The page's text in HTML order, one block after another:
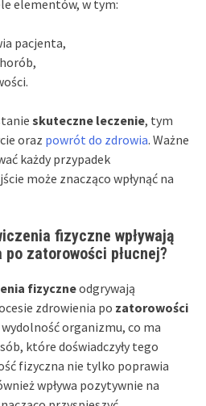
elementów, w tym:
pacjenta,
skuteczne leczenie, tym
oraz powrót do zdrowia. Ważne
każdy przypadek
może znacząco wpłynąć na
fizyczne wpływają
zatorowości płucnej?
fizyczneodgrywają
zdrowienia po zatorowości
organizmu, co ma
które doświadczyły tego
fizyczna nie tylko poprawia
wpływa pozytywnie na